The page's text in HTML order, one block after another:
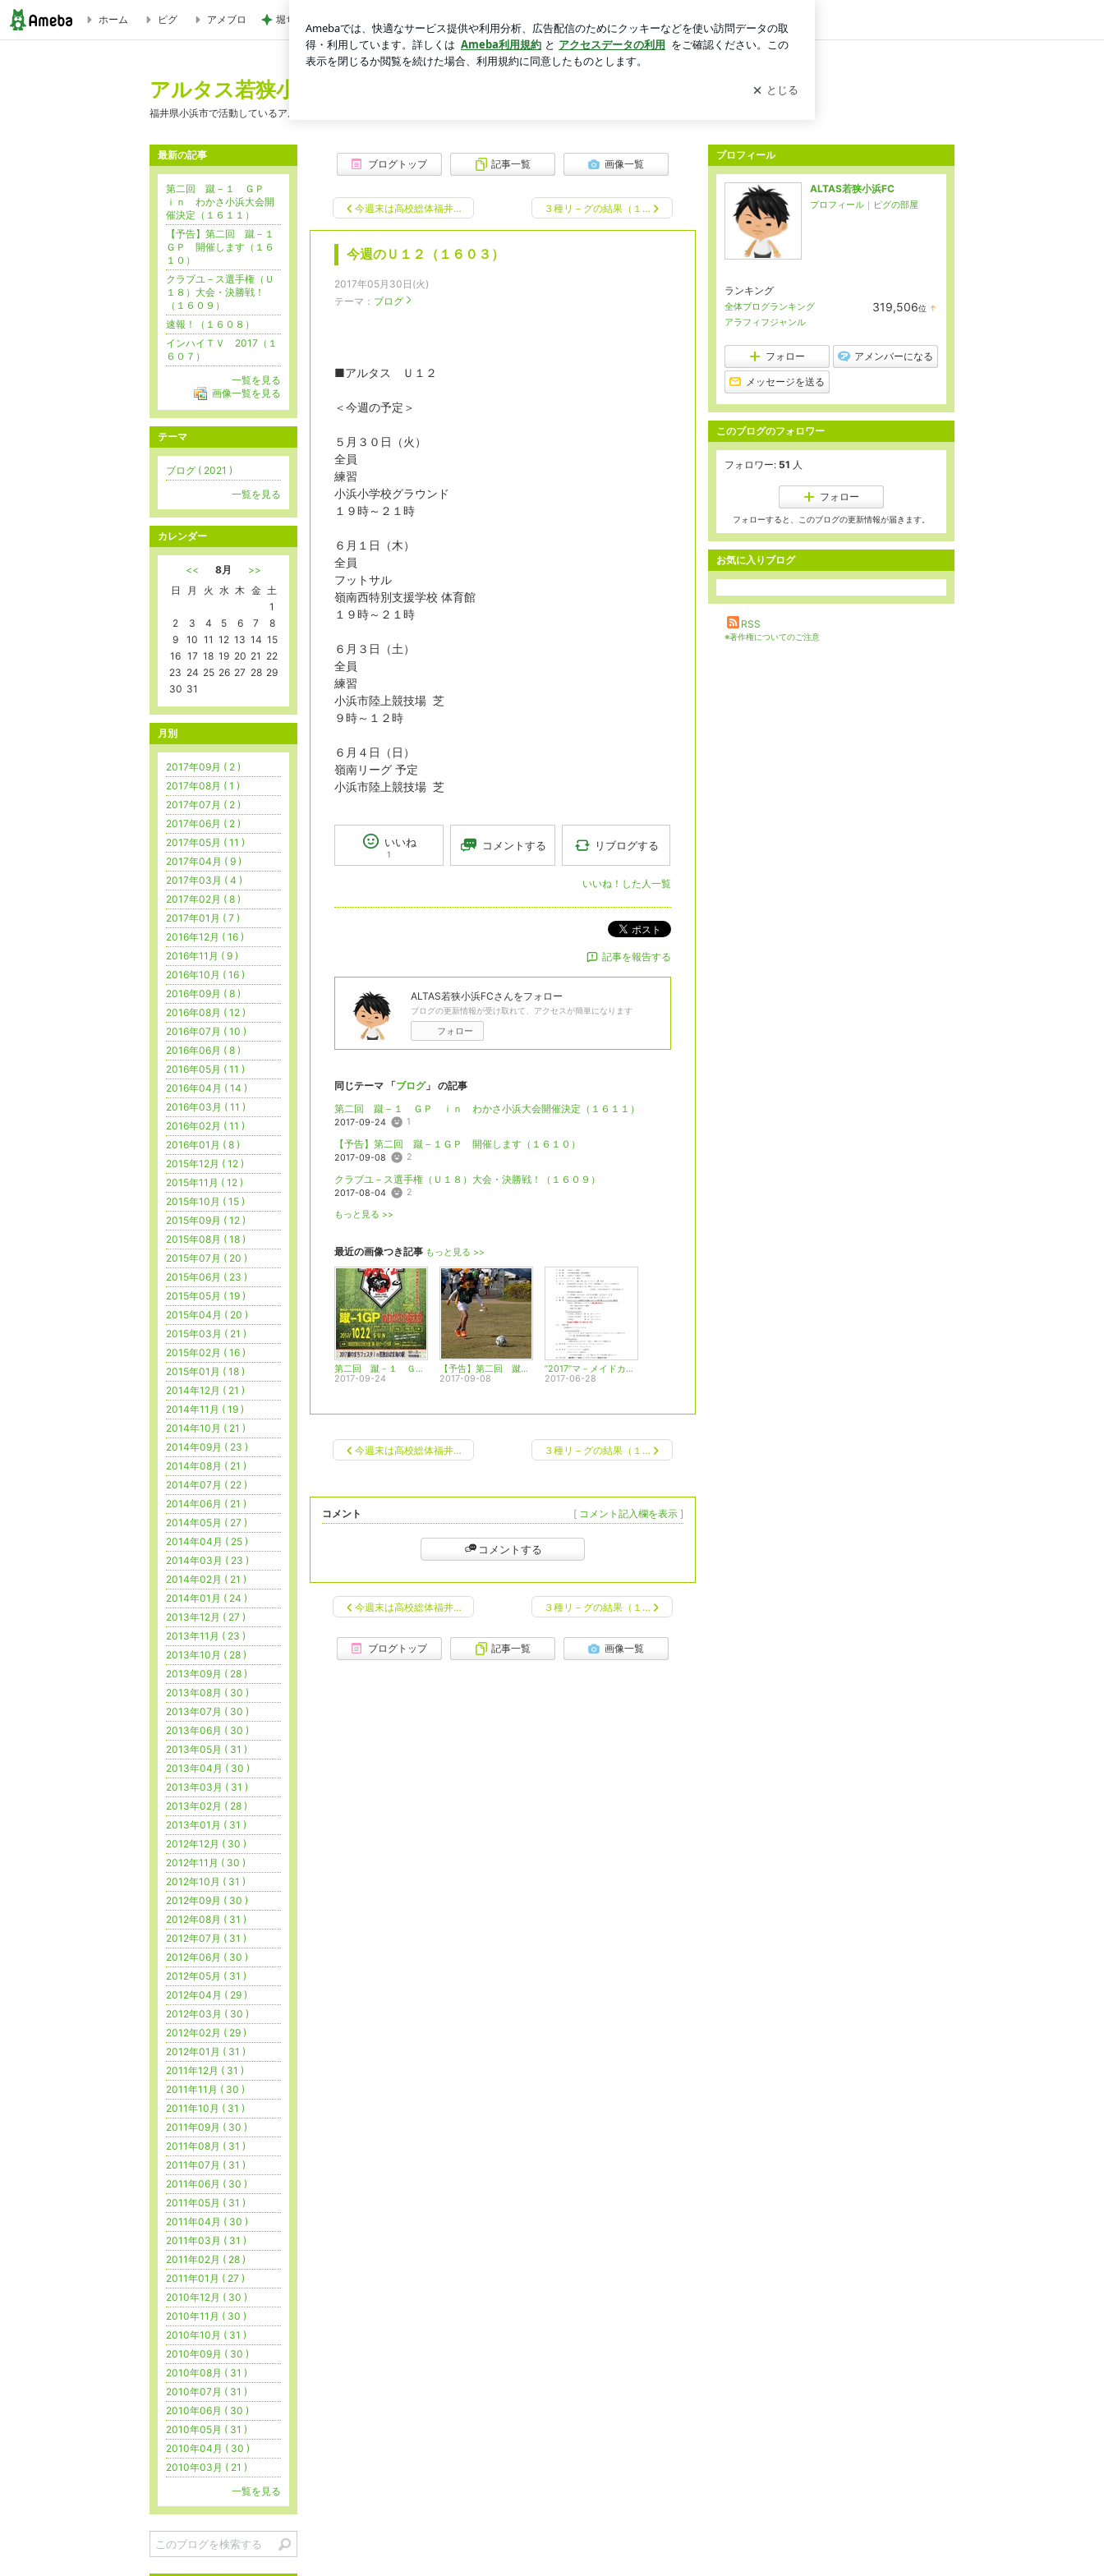
今週のＵ１２（１６０３） | アルタス若狭小浜ＦＣ-事務局
ホーム ピグ アメブロ 堀ちえみ ドーナツの差し入れ ログイン
アルタス若狭小浜ＦＣ-事務局
福井県小浜市で活動しているアルタス小浜ＦＣ（U-15）事務局が毎日の出来事、思ったことを自由きままにつづってます♪
ブログトップ 記事一覧 画像一覧
今週末は高校総体福井… ３種リ－グの結果（１…
今週のＵ１２（１６０３）
2017年05月30日(火)
テーマ： ブログ
■アルタス Ｕ１２
＜今週の予定＞
５月３０日（火）
全員
練習
小浜小学校グラウンド
１９時～２１時
６月１日（木）
全員
フットサル
嶺南西特別支援学校 体育館
１９時～２１時
６月３日（土）
全員
練習
小浜市陸上競技場 芝
９時～１２時
６月４日（日）
嶺南リーグ 予定
小浜市陸上競技場 芝
いいね
1
コメントする リブログする
いいね！した人一覧
ポスト
記事を報告する
ALTAS若狭小浜FCさんをフォロー
ブログの更新情報が受け取れて、アクセスが簡単になります
フォロー
同じテーマ 「ブログ」 の記事
第二回 蹴－１ ＧＰ ｉｎ わかさ小浜大会開催決定（１６１１）
2017-09-24 1
【予告】第二回 蹴－１ＧＰ 開催します（１６１０）
2017-09-08 2
クラブユ－ス選手権（Ｕ１８）大会・決勝戦！（１６０９）
2017-08-04 2
もっと見る >>
最近の画像つき記事 もっと見る >>
第二回 蹴－１ ＧＰ ｉｎ わかさ小浜大会開催決定（１６１１）
2017-09-24
【予告】第二回 蹴－１ＧＰ 開催します（１６１０）
2017-09-08
”2017”マ－メイドカップ 開催要項 （１６０６）
2017-06-28
今週末は高校総体福井… ３種リ－グの結果（１…
[ コメント記入欄を表示 ]
コメント
コメントする
今週末は高校総体福井… ３種リ－グの結果（１…
ブログトップ 記事一覧 画像一覧
プロフィール
ALTAS若狭小浜FC
プロフィール ｜ ピグの部屋
ランキング
全体ブログランキング 319,506位 ↑
アラフィフジャンル
フォロー アメンバーになる
メッセージを送る
このブログのフォロワー
フォロワー: 51 人
フォロー
フォローすると、このブログの更新情報が届きます。
お気に入りブログ
RSS
※著作権についてのご注意
最新の記事
第二回 蹴－１ ＧＰ
ｉｎ わかさ小浜大会開
催決定（１６１１）
【予告】第二回 蹴－１
ＧＰ 開催します（１６
１０）
クラブユ－ス選手権（Ｕ
１８）大会・決勝戦！
（１６０９）
速報！（１６０８）
インハイＴＶ 2017（１
６０７）
一覧を見る
画像一覧を見る
テーマ
ブログ ( 2021 )
一覧を見る
カレンダー
<< 8月
>>
日
月 火 水 木 金 土
1
2
3 4 5 6 7
8
9
10 11 12 13 14 15
16 17 18 19 20 21 22
23 24 25 26 27 28 29
30 31
月別
2017年09月 ( 2 )
2017年08月 ( 1 )
2017年07月 ( 2 )
2017年06月 ( 2 )
2017年05月 ( 11 )
2017年04月 ( 9 )
2017年03月 ( 4 )
2017年02月 ( 8 )
2017年01月 ( 7 )
2016年12月 ( 16 )
2016年11月 ( 9 )
2016年10月 ( 16 )
2016年09月 ( 8 )
2016年08月 ( 12 )
2016年07月 ( 10 )
2016年06月 ( 8 )
2016年05月 ( 11 )
2016年04月 ( 14 )
2016年03月 ( 11 )
2016年02月 ( 11 )
2016年01月 ( 8 )
2015年12月 ( 12 )
2015年11月 ( 12 )
2015年10月 ( 15 )
2015年09月 ( 12 )
2015年08月 ( 18 )
2015年07月 ( 20 )
2015年06月 ( 23 )
2015年05月 ( 19 )
2015年04月 ( 20 )
2015年03月 ( 21 )
2015年02月 ( 16 )
2015年01月 ( 18 )
2014年12月 ( 21 )
2014年11月 ( 19 )
2014年10月 ( 21 )
2014年09月 ( 23 )
2014年08月 ( 21 )
2014年07月 ( 22 )
2014年06月 ( 21 )
2014年05月 ( 27 )
2014年04月 ( 25 )
2014年03月 ( 23 )
2014年02月 ( 21 )
2014年01月 ( 24 )
2013年12月 ( 27 )
2013年11月 ( 23 )
2013年10月 ( 28 )
2013年09月 ( 28 )
2013年08月 ( 30 )
2013年07月 ( 30 )
2013年06月 ( 30 )
2013年05月 ( 31 )
2013年04月 ( 30 )
2013年03月 ( 31 )
2013年02月 ( 28 )
2013年01月 ( 31 )
2012年12月 ( 30 )
2012年11月 ( 30 )
2012年10月 ( 31 )
2012年09月 ( 30 )
2012年08月 ( 31 )
2012年07月 ( 31 )
2012年06月 ( 30 )
2012年05月 ( 31 )
2012年04月 ( 29 )
2012年03月 ( 30 )
2012年02月 ( 29 )
2012年01月 ( 31 )
2011年12月 ( 31 )
2011年11月 ( 30 )
2011年10月 ( 31 )
2011年09月 ( 30 )
2011年08月 ( 31 )
2011年07月 ( 31 )
2011年06月 ( 30 )
2011年05月 ( 31 )
2011年04月 ( 30 )
2011年03月 ( 31 )
2011年02月 ( 28 )
2011年01月 ( 27 )
2010年12月 ( 30 )
2010年11月 ( 30 )
2010年10月 ( 31 )
2010年09月 ( 30 )
2010年08月 ( 31 )
2010年07月 ( 31 )
2010年06月 ( 30 )
2010年05月 ( 31 )
2010年04月 ( 30 )
2010年03月 ( 21 )
一覧を見る